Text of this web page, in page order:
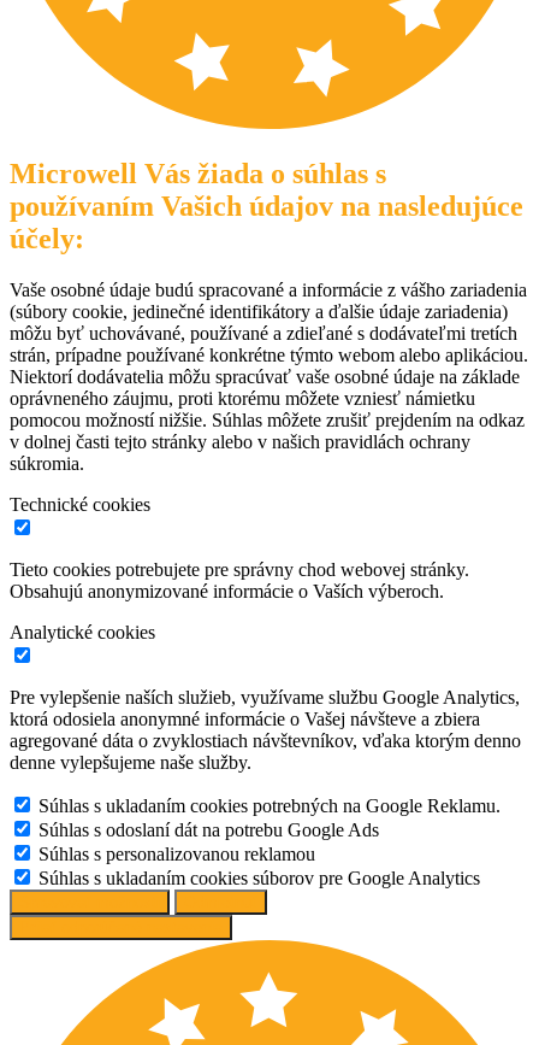
Microwell Vás žiada o súhlas s
používaním Vašich údajov na nasledujúce
účely:
Vaše osobné údaje budú spracované a informácie z vášho zariadenia
(súbory cookie, jedinečné identifikátory a ďalšie údaje zariadenia)
môžu byť uchovávané, používané a zdieľané s dodávateľmi tretích
strán, prípadne používané konkrétne týmto webom alebo aplikáciou.
Niektorí dodávatelia môžu spracúvať vaše osobné údaje na základe
oprávneného záujmu, proti ktorému môžete vzniesť námietku
pomocou možností nižšie. Súhlas môžete zrušiť prejdením na odkaz
v dolnej časti tejto stránky alebo v našich pravidlách ochrany
súkromia.
Technické cookies
Tieto cookies potrebujete pre správny chod webovej stránky.
Obsahujú anonymizované informácie o Vaších výberoch.
Analytické cookies
Pre vylepšenie naších služieb, využívame službu Google Analytics,
ktorá odosiela anonymné informácie o Vašej návšteve a zbiera
agregované dáta o zvyklostiach návštevníkov, vďaka ktorým denno
denne vylepšujeme naše služby.
Súhlas s ukladaním cookies potrebných na Google Reklamu.
Súhlas s odoslaní dát na potrebu Google Ads
Súhlas s personalizovanou reklamou
Súhlas s ukladaním cookies súborov pre Google Analytics